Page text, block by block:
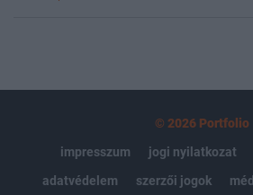
© 2026 Portfolio
impresszum
jogi nyilatkozat
adatvédelem
szerzői jogok